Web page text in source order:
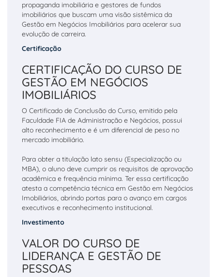
propaganda imobiliária e gestores de fundos
imobiliários que buscam uma visão sistêmica da
Gestão em Negócios Imobiliários para acelerar sua
evolução de carreira.
Certificação
CERTIFICAÇÃO DO CURSO DE
GESTÃO EM NEGÓCIOS
IMOBILIÁRIOS
O Certificado de Conclusão do Curso, emitido pela
Faculdade FIA de Administração e Negócios, possui
alto reconhecimento e é um diferencial de peso no
mercado imobiliário.
Para obter a titulação lato sensu (Especialização ou
MBA), o aluno deve cumprir os requisitos de aprovação
acadêmica e frequência mínima. Ter essa certificação
atesta a competência técnica em Gestão em Negócios
Imobiliários, abrindo portas para o avanço em cargos
executivos e reconhecimento institucional.
Investimento
VALOR DO CURSO DE
LIDERANÇA E GESTÃO DE
PESSOAS